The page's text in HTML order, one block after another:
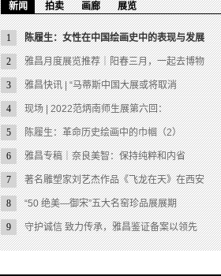
新闻 拍卖 画廊 展览
1 陈履生：女性在中国绘画史中的表现与发展
2 雅昌月度展览推荐｜阳春三月，一起去博物
3 雅昌快讯 | “马蒂斯中国大展或将取消
4 现场 | 2022范炳南师生展第六回：
5 陈履生：革命历史绘画中的巾帼（2）
6 雅昌专稿｜奈良美智：保持纯粹和内省
7 著名雕塑家刘艺杰作品《飞龙在天》在西安
8 “50 绝美—御宋”五大名窑珍品展展期
9 守护诚信 致力传承，雅昌鉴证备案以领先